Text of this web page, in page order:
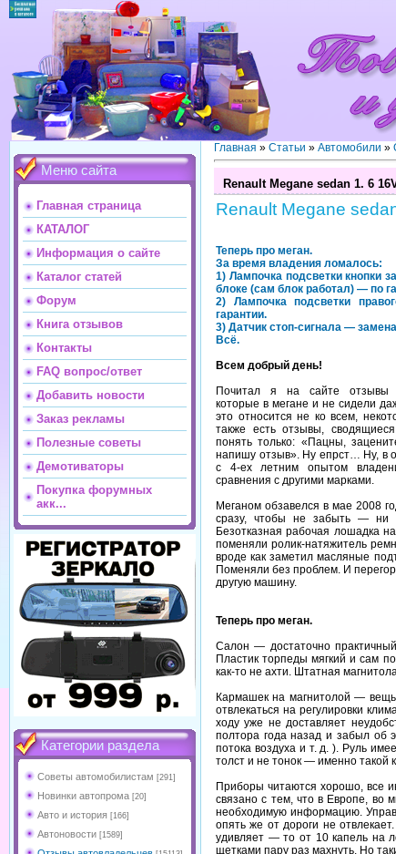
Меню сайта
Главная страница
КАТАЛОГ
Информация о сайте
Каталог статей
Форум
Книга отзывов
Контакты
FAQ вопрос/ответ
Добавить новости
Заказ рекламы
Полезные советы
Демотиваторы
Покупка форумных
акк...
Категории раздела
Советы автомобилистам [291]
Новинки автопрома [20]
Авто и история [166]
Автоновости [1589]
Главная » Статьи » Автомобили »
Renault Megane sedan 1. 6
Renault Megane
Теперь про меган.
За время владения ломалось:
1) Лампочка подсветки кнопки
блоке (сам блок работал) — по
2) Лампочка подсветки
гарантии.
3) Датчик стоп-сигнала —
Всё.
Всем добрый день!
Почитал я на сайте отзывы
которые в мегане и не сидели
это относится не ко всем,
также есть отзывы,
понять только: «Пацны,
напишу отзыв». Ну епрст… Ну, в
с 4-ех летним опытом
сравнения с другими марками.
Меганом обзавелся в мае 2008
сразу, чтобы не забыть — ни
Безотказная рабочая лошадка
поменяли ролик-натяжитель
вроде как заметил масляные
Поменяли без проблем. И
другую машину.
Теперь про меган.
Салон — достаточно
Пластик торпеды мягкий и сам
как-то не ахти. Штатная
Кармашек на магнитолой —
отвлекаться на регулировки
ходу уже не доставляет
полтора года назад и забыл об
потока воздуха и т. д. ). Руль
толст и не тонок — именно такой
Приборы читаются хорошо, все
связано с тем, что в Европе, во
необходимую информацию.
опять же от дороги не
удивляет — то от 10 капель на
щетками пару раз махнуть. Но